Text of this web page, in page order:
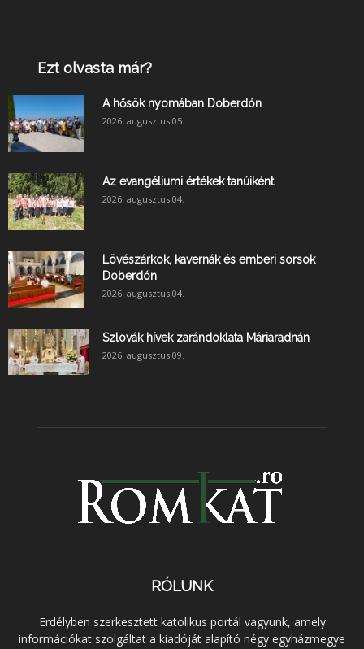
Ezt olvasta már?
A hősök nyomában Doberdón
2026. augusztus 05.
Az evangéliumi értékek tanúiként
2026. augusztus 04.
Lövészárkok, kavernák és emberi sorsok
Doberdón
2026. augusztus 04.
Szlovák hívek zarándoklata Máriaradnán
2026. augusztus 09.
RÓLUNK
Erdélyben szerkesztett katolikus portál vagyunk, amely
információkat szolgáltat a kiadóját alapító négy egyházmegye